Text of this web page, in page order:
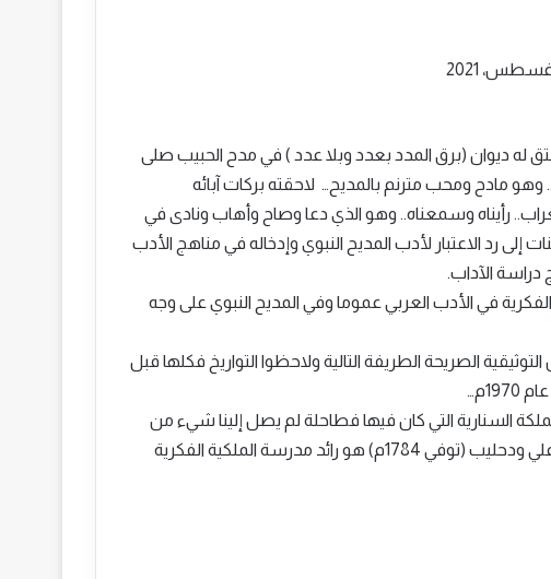
له ديوان (برق المدد بعدد وبلا عدد ) في مدح الحبيب صلى
وهو مادح ومحب مترنم بالمديح… لاحقته بركات آبائه
رأيناه وسمعناه.. وهو الذي دعا وصاح وأهاب ونادى في
رد الاعتبار لأدب المديح النبوي وإدخاله في مناهج الأدب
دراسة الآداب.
في الأدب العربي عموما وفي المديح النبوي على وجه
الصريحة الطريفة التالية ولاحظوا التواريخ فكلها قبل
السنارية التي كان فيها فطاحلة لم يصل إلينا شيء من
شعرهم كما أفاد صاحب الطبقات : يعد الشيخ حاج علي ودحليب (توفي 1784م) هو رائد مدرسة الملكية الفكرية